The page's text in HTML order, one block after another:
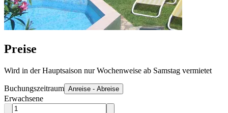
Preise
Wird in der Hauptsaison nur Wochenweise ab Samstag vermietet
Buchungszeitraum Anreise - Abreise
Erwachsene